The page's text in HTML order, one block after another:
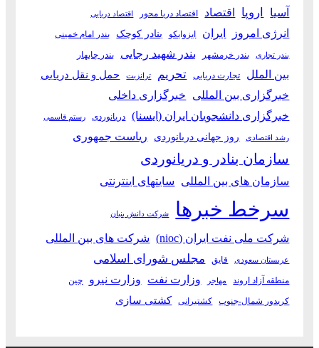
آسیا اروپا اقتصاد اقتصاد دریا محور اقتصاد دریایی
انرژی امروز ایران ایزوایکو بنادر کوچک بندر امام خمینی
بندر تجاری بندر خرمشهر بندر شهید رجایی بندر چابهار
بین الملل تجارت دریایی تحریم ترانزیت حمل و نقل دریایی
خبرگزاری بین المللی خبرگزاری داخلی
خبرگزاری دانشجویان ایران (ایسنا)
دریانوردی رستم قاسمی
رشد اقتصادی روز جهانی دریانوردی ریاست جمهوری
سازمان بنادر و دریانوردی
سازمان های بین المللی سایتهای اینترنتی
سرخط خبرها شرکت دانش بنیان
شرکت ملی نفت ایران (nioc) شرکت های بین المللی
عربستان سعودی قایق مجلس شورای اسلامی
منطقه آزاد اروند مهاجر وزارت نفت وزارت نیرو چین
کریدور شمال-جنوب کشتیرانی کشتی سازی